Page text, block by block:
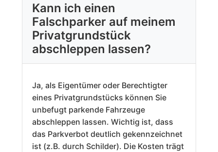
Kann ich einen
Falschparker auf meinem
Privatgrundstück
abschleppen lassen?
Ja, als Eigentümer oder Berechtigter
eines Privatgrundstücks können Sie
unbefugt parkende Fahrzeuge
abschleppen lassen. Wichtig ist, dass
das Parkverbot deutlich gekennzeichnet
ist (z.B. durch Schilder). Die Kosten trägt